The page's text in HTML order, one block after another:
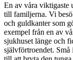
En av våra viktigaste
till familjerna. Vi
och guldkanter som
exempel från en av
sjukhuset länge och
självförtroendet. Små